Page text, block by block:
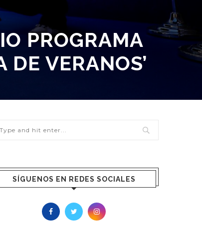
PROGRAMA
DE VERANOS’
SÍGUENOS EN REDES SOCIALES